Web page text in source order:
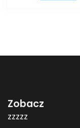
Zobacz
zzzzz